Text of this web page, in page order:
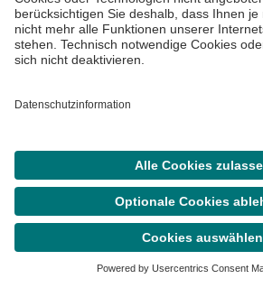
Menü
SucheTermin
Asklepios Gruppe
Informiert bleiben